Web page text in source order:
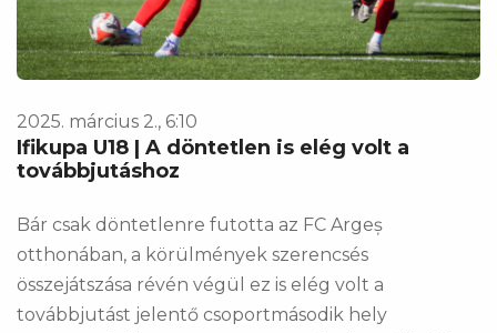
2025. március 2., 6:10
Ifikupa U18 | A döntetlen is elég volt a
továbbjutáshoz
Bár csak döntetlenre futotta az FC Argeș
otthonában, a körülmények szerencsés
összejátszása révén végül ez is elég volt a
továbbjutást jelentő csoportmásodik hely